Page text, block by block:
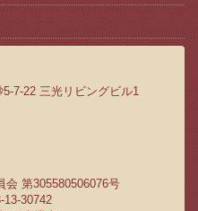
7-22 三光リビングビル1
会 第305580506076号
13-30742